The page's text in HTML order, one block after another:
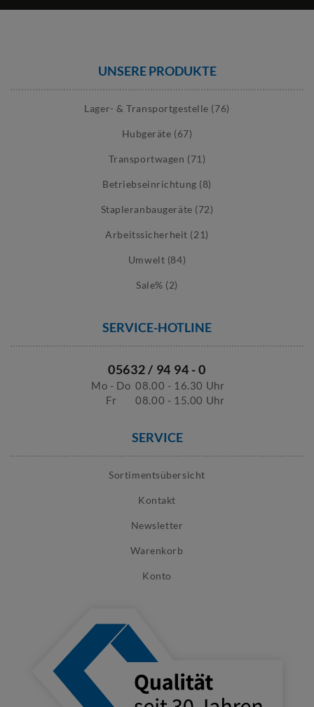
UNSERE PRODUKTE
Lager- & Transportgestelle (76)
Hubgeräte (67)
Transportwagen (71)
Betriebseinrichtung (8)
Stapleranbaugeräte (72)
Arbeitssicherheit (21)
Umwelt (84)
Sale% (2)
SERVICE-HOTLINE
05632 / 94 94 - 0
Mo - Do 08.00 - 16.30 Uhr
Fr
08.00 - 15.00 Uhr
SERVICE
Sortimentsübersicht
Kontakt
Newsletter
Warenkorb
Konto